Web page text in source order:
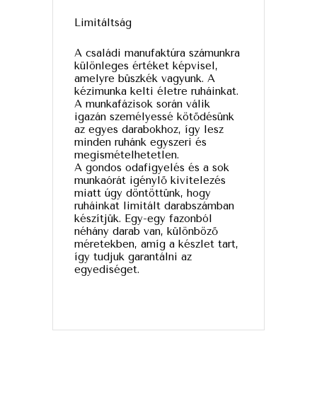
Limitáltság
A családi manufaktúra számunkra
különleges értéket képvisel,
amelyre büszkék vagyunk. A
kézimunka kelti életre ruháinkat.
A munkafázisok során válik
igazán személyessé kötődésünk
az egyes darabokhoz, így lesz
minden ruhánk egyszeri és
megismételhetetlen.
A gondos odafigyelés és a sok
munkaórát igénylő kivitelezés
miatt úgy döntöttünk, hogy
ruháinkat limitált darabszámban
készítjük. Egy-egy fazonból
néhány darab van, különböző
méretekben, amíg a készlet tart,
így tudjuk garantálni az
egyediséget.